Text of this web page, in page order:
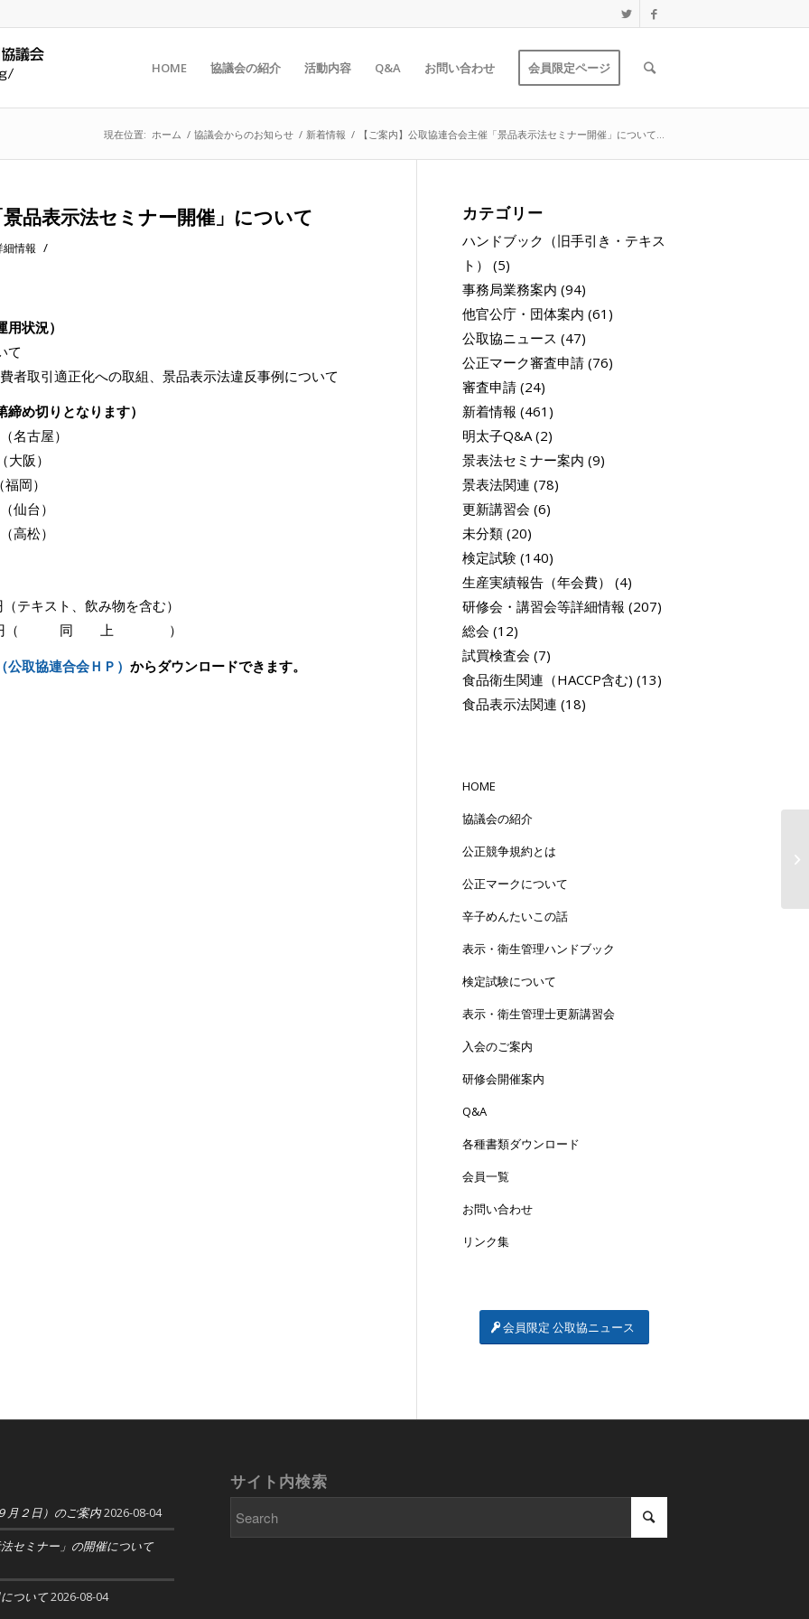
HOME 協議会の紹介 活動内容 Q&A お問い合わせ 会員限定ページ
現在位置: ホーム / 協議会からのお知らせ / 新着情報 / 【ご案内】公取協連合会主催「景品表示法セミナー開催」について...
景品表示法セミナー開催」について
情報 /
状況）
て
者取引適正化への取組、景品表示法違反事例について
め切りとなります）
名古屋）
阪）
岡）
仙台）
高松）
ト、飲み物を含む）
同 上 ）
公取協連合会ＨＰ） からダウンロードできます。
カテゴリー
ハンドブック（旧手引き・テキス
ト）
(5)
事務局業務案内 (94)
他官公庁・団体案内 (61)
公取協ニュース (47)
公正マーク審査申請(76)
審査申請(24)
新着情報 (461)
明太子Q&A(2)
景表法セミナー案内 (9)
景表法関連 (78)
更新講習会 (6)
未分類(20)
検定試験 (140)
生産実績報告（年会費）
(4)
研修会・講習会等詳細情報 (207)
総会 (12)
試買検査会 (7)
食品衛生関連（HACCP含む) (13)
食品表示法関連 (18)
HOME
協議会の紹介
公正競争規約とは
公正マークについて
辛子めんたいこの話
表示・衛生管理ハンドブック
検定試験について
表示・衛生管理士更新講習会
入会のご案内
研修会開催案内
Q&A
各種書類ダウンロード
会員一覧
お問い合わせ
リンク集
会員限定 公取協ニュース
月２日）のご案内2026-08-04
セミナー」の開催について
ついて2026-08-04
サイト内検索